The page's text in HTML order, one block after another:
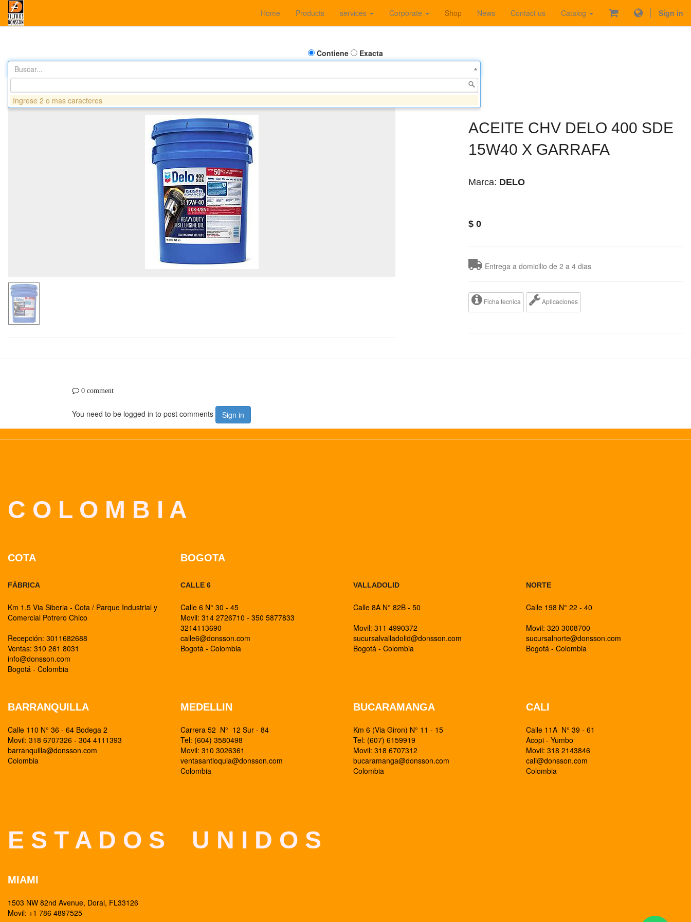
Home Products services Corporate Shop News Contact us Catalog Sign in
Contiene
Exacta
Buscar...
ACEITE CHV DELO 400 SDE
15W40 X GARRAFA
Marca: DELO
$ 0
Entrega a domicilio de 2 a 4 dias
Ficha tecnica Aplicaciones
0 comment
You need to be logged in to post comments Sign in
C O L O M B I A
COTA
FÁBRICA
Km 1.5 Via Siberia - Cota / Parque Industrial y
Comercial Potrero Chico
Recepción: 3011682688
Ventas: 310 261 8031
info@donsson.com
Bogotá - Colombia
BOGOTA
CALLE 6
Calle 6 N° 30 - 45
Movil: 314 2726710 - 350 5877833
3214113690
calle6@donsson.com
Bogotá - Colombia
VALLADOLID
Calle 8A N° 82B - 50
Movil: 311 4990372
sucursalvalladolid@donsson.com
Bogotá - Colombia
NORTE
Calle 198 N° 22 - 40
Movil: 320 3008700
sucursalnorte@donsson.com
Bogotá - Colombia
BARRANQUILLA
Calle 110 N° 36 - 64 Bodega 2
Movil: 318 6707326 - 304 4111393
barranquilla@donsson.com
Colombia
MEDELLIN
Carrera 52 N° 12 Sur - 84
Tel: (604) 3580498
Movil: 310 3026361
ventasantioquia@donsson.com
Colombia
BUCARAMANGA
Km 6 (Via Giron) N° 11 - 15
Tel: (607) 6159919
Movil: 318 6707312
bucaramanga@donsson.com
Colombia
CALI
Calle 11A N° 39 - 61
Acopi - Yumbo
Movil: 318 2143846
cali@donsson.com
Colombia
E S T A D O S U N I D O S
MIAMI
1503 NW 82nd Avenue, Doral, FL33126
Movil: +1 786 4897525
Ingrese 2 o mas caracteres